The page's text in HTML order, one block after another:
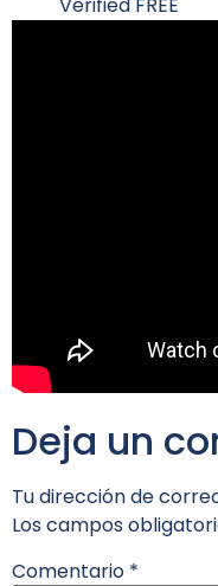
Verified FREE
Deja un
Tu dirección de
Los campos
Comentario *